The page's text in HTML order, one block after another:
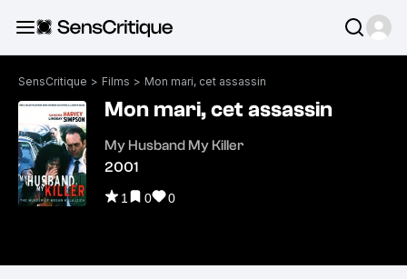
SensCritique > Films > Mon mari, cet assassin
Mon mari, cet assassin
My Husband My Killer
2001
1 0 0